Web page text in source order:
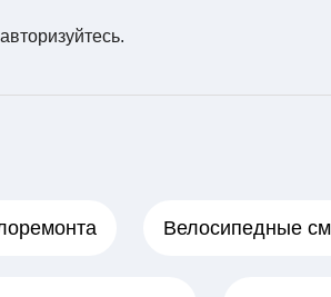
авторизуйтесь.
Велосипедные